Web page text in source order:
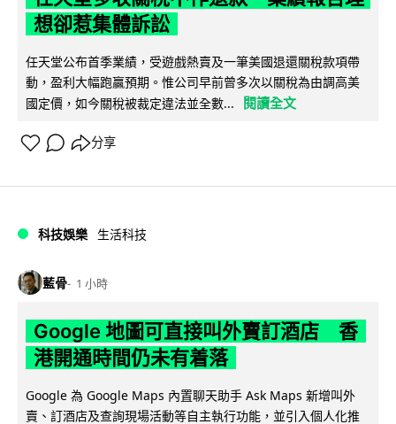
想卻惹集體訴訟
任天堂公布首季業績，受遊戲熱賣及一筆美國退還關稅款項帶
動，盈利大幅跑贏預期。惟公司早前曾多次以關稅為由調高美
國定價，如今關稅被裁定違法並全數...
閱讀全文
分享
科技娛樂 生活科技
藍骨 1 小時
Google 地圖可直接叫外賣訂酒店 香
港開通時間仍未有着落
Google 為 Google Maps 內置聊天助手 Ask Maps 新增叫外
賣、訂酒店及查詢現場活動等自主執行功能，並引入個人化推